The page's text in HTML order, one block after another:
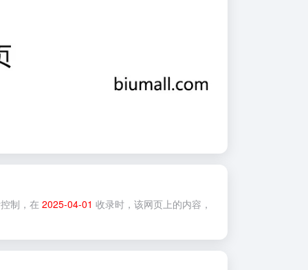
制，在 2025-04-01 收录时，该网页上的内容，